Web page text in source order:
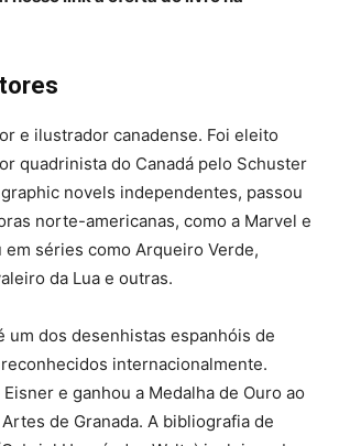
e ilustrador canadense. Foi eleito
quadrinista do Canadá pelo Schuster
novels independentes, passou
norte-americanas, como a Marvel e
em séries como Arqueiro Verde,
da Lua e outras.
um dos desenhistas espanhóis de
internacionalmente.
e ganhou a Medalha de Ouro ao
de Granada. A bibliografia de